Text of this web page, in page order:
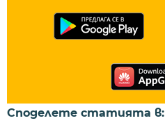
Споделете статията в: